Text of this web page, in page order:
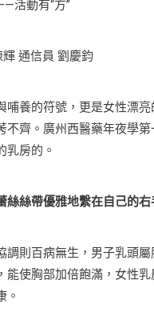
活動有“方”
通信員 劉慶鈞
哺養的符號，更是女性漂
不齊。廣州西醫藥年夜學
乳房的。
絲絲帶優雅地繫在自己的
調則百病無生，男子乳頭
能使胸部加倍飽滿，女性
。